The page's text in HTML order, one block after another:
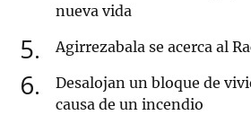
nueva vida
5 Agirrezabala se acerca al
6
Desalojan un bloque de
causa de un incendio